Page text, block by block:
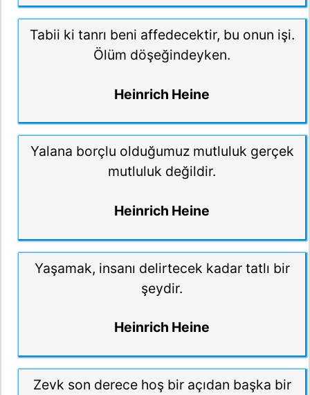
Tabii ki tanrı beni affedecektir, bu onun işi.
Ölüm döşeğindeyken.
Heinrich Heine
Yalana borçlu olduğumuz mutluluk gerçek
mutluluk değildir.
Heinrich Heine
Yaşamak, insanı delirtecek kadar tatlı bir
şeydir.
Heinrich Heine
Zevk son derece hoş bir açıdan başka bir